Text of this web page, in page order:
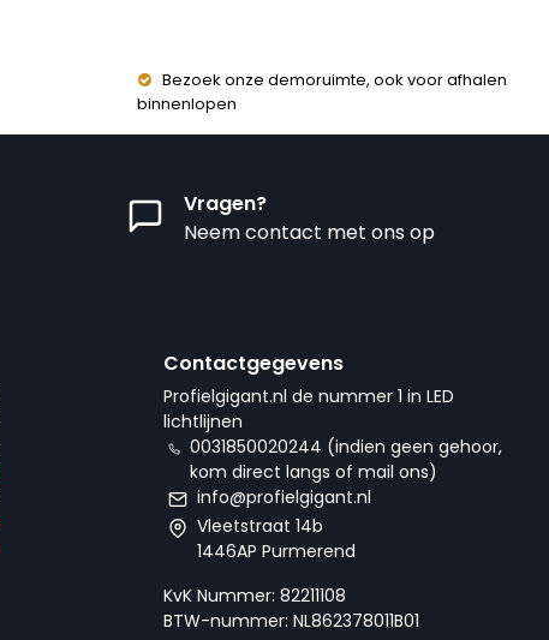
Bezoek onze demoruimte, ook voor afhalen
binnenlopen
Vragen?
Neem contact met ons op
Contactgegevens
Profielgigant.nl de nummer 1 in LED
lichtlijnen
0031850020244 (indien geen gehoor,
kom direct langs of mail ons)
info@profielgigant.nl
Vleetstraat 14b
1446AP Purmerend
KvK Nummer: 82211108
BTW-nummer: NL862378011B01